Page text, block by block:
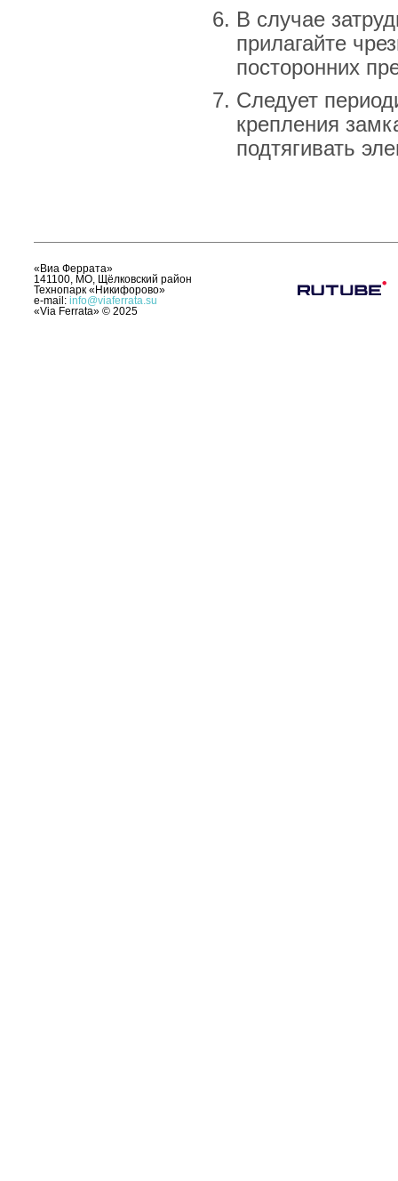
В случае
прилагайте
посторонних
Следует
крепления
подтягивать
«Виа Феррата»
141100, МО, Щёлковский район
Технопарк «Никифорово»
e-mail: info@viaferrata.su
«Via Ferrata» © 2025